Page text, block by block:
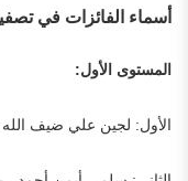
أسماء الفائزات في
المستوى الأول:
الأول: لجين علي ضيف